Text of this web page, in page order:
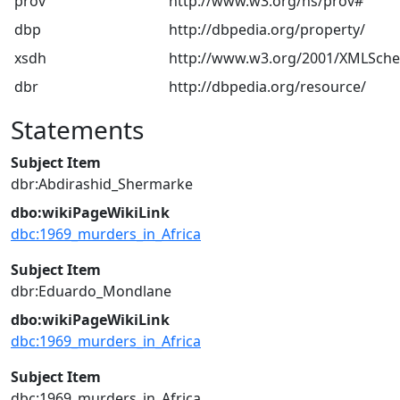
dbp
http://dbpedia.org/property/
xsdh
http://www.w3.org/2001/
dbr
http://dbpedia.org/resource/
Statements
Subject Item
dbr:Abdirashid_Shermarke
dbo:wikiPageWikiLink
dbc:1969_murders_in_Africa
Subject Item
dbr:Eduardo_Mondlane
dbo:wikiPageWikiLink
dbc:1969_murders_in_Africa
Subject Item